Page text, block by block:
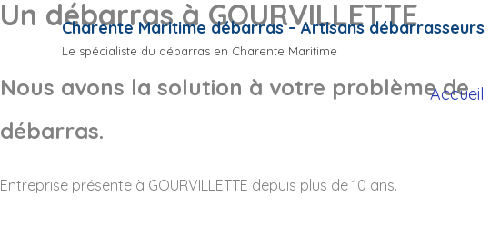
Charente Maritime débarras – Artisans débarrasseurs
Le spécialiste du débarras en Charente Maritime
Accueil
Un débarras à GOURVILLETTE
Nous avons la solution à votre problème de
débarras.
Entreprise présente à GOURVILLETTE depuis plus de 10 ans.